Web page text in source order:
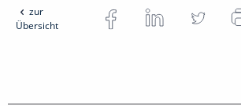
zur
Übersicht